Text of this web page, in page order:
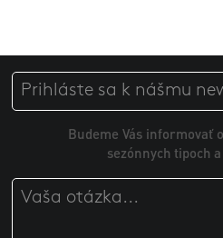
Budeme Vás informovať
sezónnych tipoch